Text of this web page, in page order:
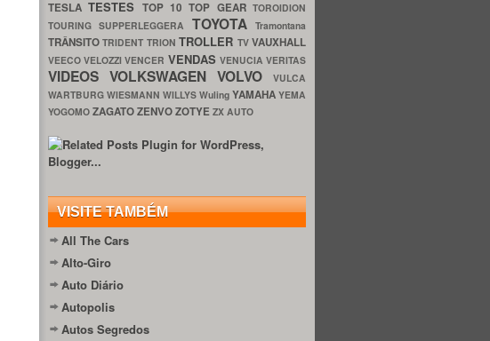
TESLATESTES TOP 10TOP GEARTOROIDION
TOURING SUPPERLEGGERA TOYOTATramontana
TRÂNSITOTRIDENT TRIONTROLLER TVVAUXHALL
VEECOVELOZZIVENCER VENDAS VENUCIAVERITAS
VIDEOS VOLKSWAGEN VOLVO
VULCA
WARTBURG WIESMANN WILLYS Wuling YAMAHA YEMA
YOGOMO ZAGATOZENVOZOTYE ZX AUTO
VISITE TAMBÉM
All The Cars
Alto-Giro
Auto Diário
Autopolis
Autos Segredos